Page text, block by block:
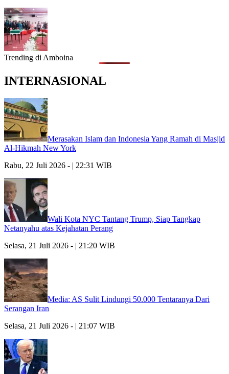
Trending di Amboina
INTERNASIONAL
Merasakan Islam dan Indonesia Yang Ramah di Masjid
Al-Hikmah New York
Rabu, 22 Juli 2026 - | 22:31 WIB
Wali Kota NYC Tantang Trump, Siap Tangkap
Netanyahu atas Kejahatan Perang
Selasa, 21 Juli 2026 - | 21:20 WIB
Media: AS Sulit Lindungi 50.000 Tentaranya Dari
Serangan Iran
Selasa, 21 Juli 2026 - | 21:07 WIB